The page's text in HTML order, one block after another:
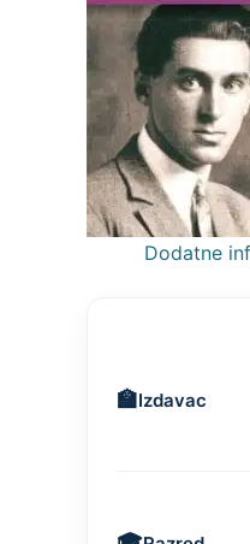
Dodatne
Izdavac